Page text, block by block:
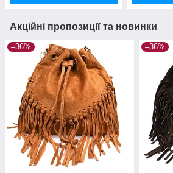
Акційні пропозиції та новинки
–36% –36%